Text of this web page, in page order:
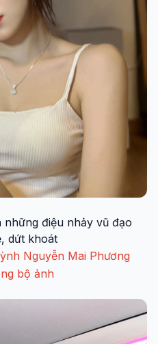
điệu nhảy vũ đạo
dứt khoát
Nguyễn Mai Phương
bộ ảnh